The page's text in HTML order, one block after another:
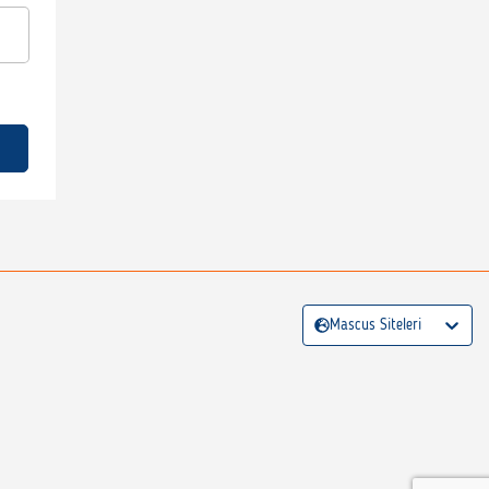
Mascus Siteleri